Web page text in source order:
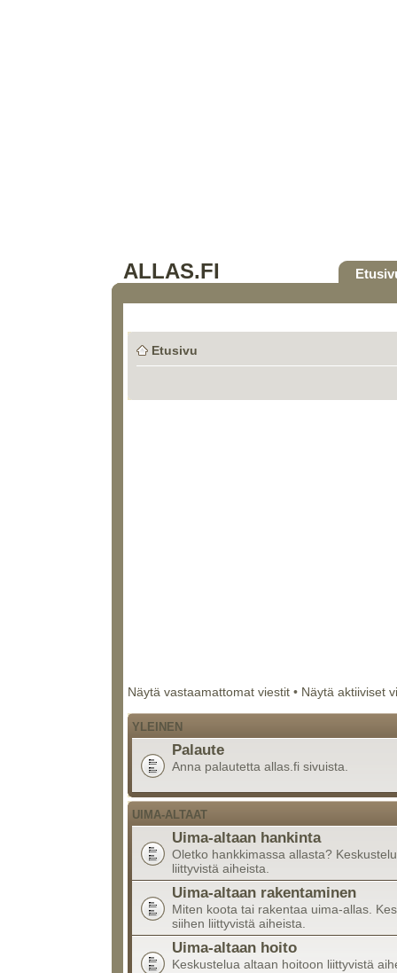
ALLAS.FI
Etusivu
Näytä vastaamattomat viestit • Näytä aktiiviset
YLEINEN
Palaute
Anna palautetta allas.fi sivuista.
UIMA-ALTAAT
Uima-altaan hankinta
Oletko hankkimassa allasta?
liittyvistä aiheista.
Uima-altaan rakentaminen
Miten koota tai rakentaa uima-allas.
siihen liittyvistä aiheista.
Uima-altaan hoito
Keskustelua altaan hoitoon liittyvistä